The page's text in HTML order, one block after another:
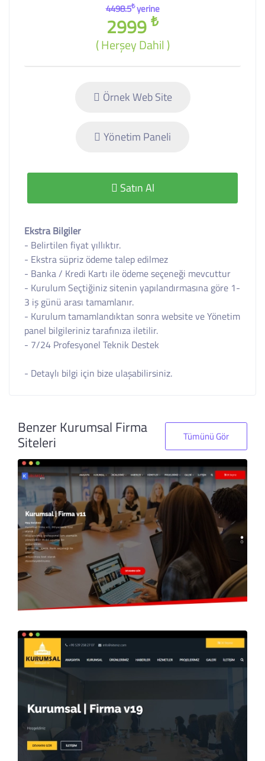
4498.5₺yerine
2999 ₺
( Herşey Dahil )
Örnek Web Site
Yönetim Paneli
Satın Al
Ekstra Bilgiler
- Belirtilen fiyat yıllıktır.
- Ekstra süpriz ödeme talep edilmez
- Banka / Kredi Kartı ile ödeme seçeneği mevcuttur
- Kurulum Seçtiğiniz sitenin yapılandırmasına göre 1-
3 iş günü arası tamamlanır.
- Kurulum tamamlandıktan sonra website ve Yönetim
panel bilgileriniz tarafınıza iletilir.
- 7/24 Profesyonel Teknik Destek
- Detaylı bilgi için bize ulaşabilirsiniz.
Benzer Kurumsal Firma
Siteleri Tümünü Gör